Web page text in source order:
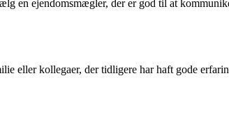
en ejendomsmægler, der er god til at
eller kollegaer, der tidligere har haft gode